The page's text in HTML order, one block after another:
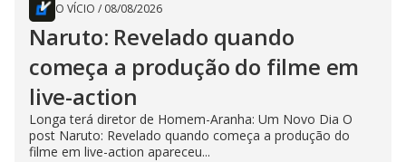
O VÍCIO / 08/08/2026
Naruto: Revelado quando
começa a produção do filme em
live-action
Longa terá diretor de Homem-Aranha: Um Novo Dia O
post Naruto: Revelado quando começa a produção do
filme em live-action apareceu...